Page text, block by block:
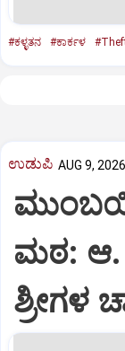
#ಕಳ್ಳತನ #ಕಾರ್ಕಳ
ಉಡುಪಿ AUG 9,
ಮುಂಬಯಿ
ಮಠ: ಆ.
ಶ್ರೀಗಳ